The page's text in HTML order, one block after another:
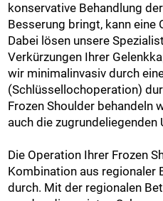
konservative Behandlung
Besserung bringt, kann eine
Dabei lösen unsere
Verkürzungen Ihrer
wir minimalinvasiv durch
(Schlüssellochoperation)
Frozen Shoulder behandeln
auch die zugrundeliegenden
Die Operation Ihrer Frozen
Kombination aus regionaler
durch. Mit der regionalen